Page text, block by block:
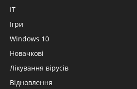
IT
Ігри
Windows 10
Новачкові
Лікування вірусів
Відновлення